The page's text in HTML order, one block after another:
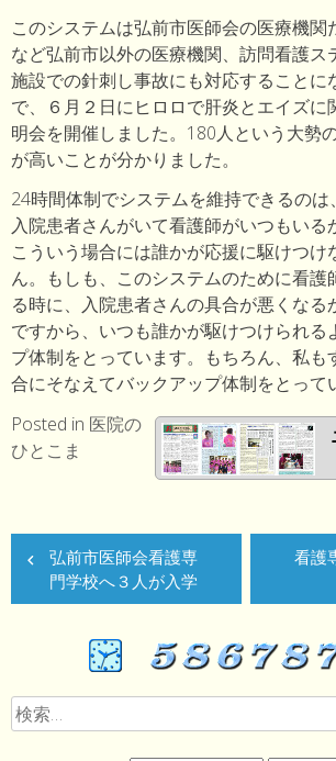
このシステムは弘前市医師会の医療機関
など弘前市以外の医療機関、訪問看護ス
施設での針刺し事故にも対応することに
で、６月２日にヒロロで肝炎とエイズに
明会を開催しました。180人という大勢
が高いことが分かりました。
24時間体制でシステムを維持できるの
入院患者さんがいて看護師がいつもいる
こういう場合には誰かが応援に駆けつけ
ん。もしも、このシステムのために看護
る時に、入院患者さんの具合が悪くなる
ですから、いつも誰かが駆けつけられる
プ体制をとっています。もちろん、私も
合にそなえてバックアップ体制をとって
Posted in 医院の
ひとこま
投
稿
ナ
ゲ
ー
弘前市医師会看護専
門学校へ３人が入学
看護
検
索: